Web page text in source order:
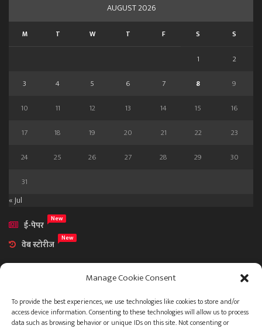
Manage Cookie Consent
To provide the best experiences, we use technologies like cookies to store and/or
access device information. Consenting to these technologies will allow us to process
data such as browsing behavior or unique IDs on this site. Not consenting or
AUGUST 2026
M T W T F S S
1
2
3
4 5 6 7 8
9
10
11 12 13 14 15
16
17
18 19 20 21 22
23
24
25 26 27 28 29
30
31
« Jul
ई-पेपर
New
वेब स्टोरीज New
आमच्या विषयी